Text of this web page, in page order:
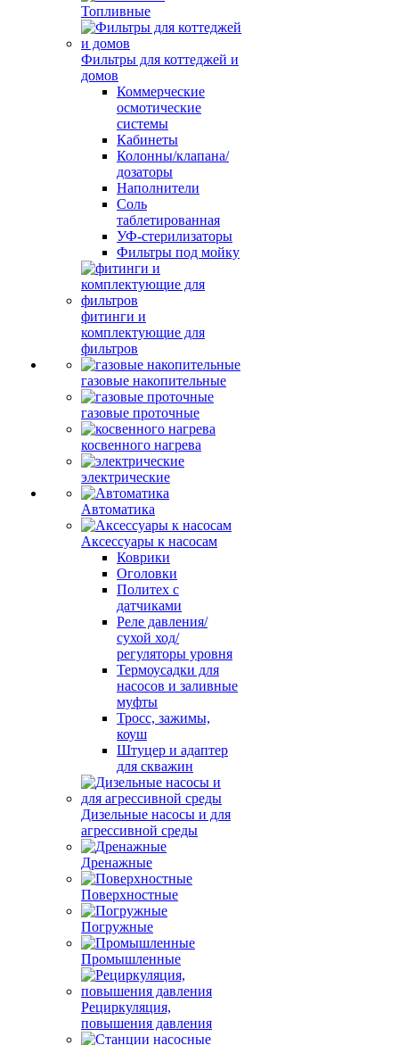
Топливные
Фильтры для коттеджей и
домов
Коммерческие
осмотические
системы
Кабинеты
Колонны/клапана/
дозаторы
Наполнители
Соль
таблетированная
УФ-стерилизаторы
Фильтры под мойку
фитинги и
комплектующие для
фильтров
газовые накопительные
газовые проточные
косвенного нагрева
электрические
Автоматика
Аксессуары к насосам
Коврики
Оголовки
Политех с
датчиками
Реле давления/
сухой ход/
регуляторы уровня
Термоусадки для
насосов и заливные
муфты
Тросс, зажимы,
коуш
Штуцер и адаптер
для скважин
Дизельные насосы и для
агрессивной среды
Дренажные
Поверхностные
Погружные
Промышленные
Рециркуляция,
повышения давления